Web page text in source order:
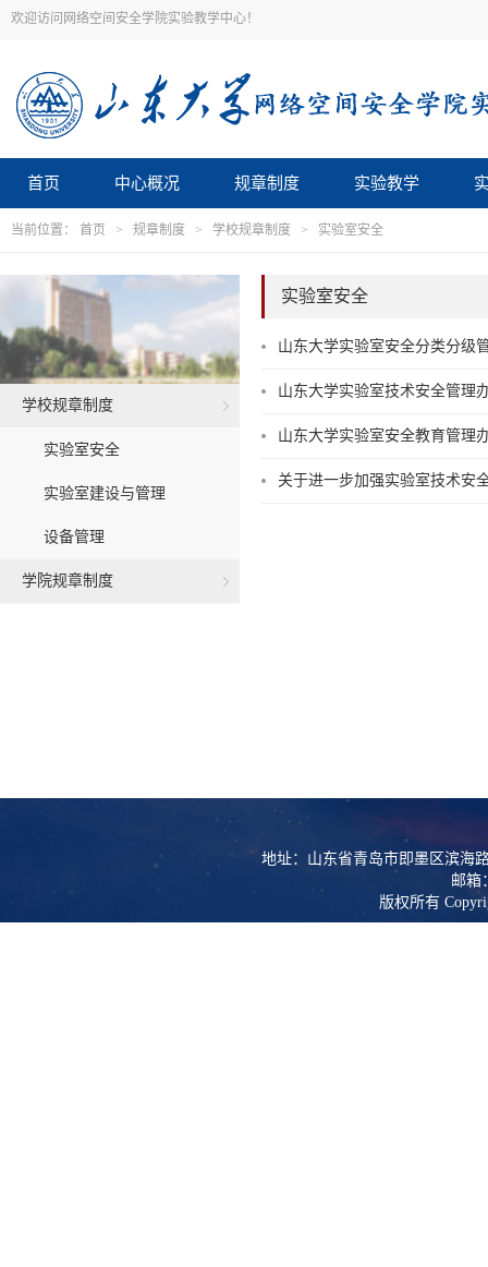
欢迎访问网络空间安全学院实验教学中心！
首页 中心概况 规章制度 实验教学
当前位置： 首页 > 规章制度 > 学校规章制度 > 实验室安全
学校规章制度
实验室安全
实验室建设与管理
设备管理
学院规章制度
实验室安全
山东大学实验室安全分类分级
山东大学实验室技术安全管理
山东大学实验室安全教育管理
关于进一步加强实验室技术安
地址：山东省青岛市即墨区滨海
邮箱
版权所有